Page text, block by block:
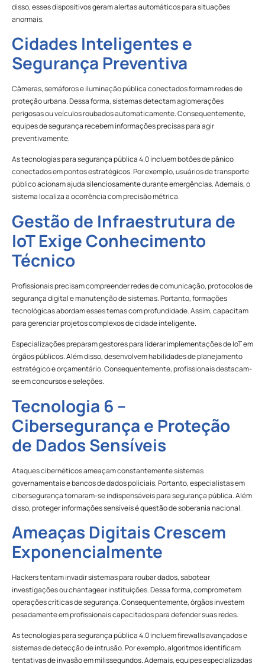
disso, esses dispositivos geram alertas automáticos para situações
anormais.
Cidades Inteligentes e
Segurança Preventiva
Câmeras, semáforos e iluminação pública conectados formam redes de
proteção urbana. Dessa forma, sistemas detectam aglomerações
perigosas ou veículos roubados automaticamente. Consequentemente,
equipes de segurança recebem informações precisas para agir
preventivamente.
As tecnologias para segurança pública 4.0 incluem botões de pânico
conectados em pontos estratégicos. Por exemplo, usuários de transporte
público acionam ajuda silenciosamente durante emergências. Ademais, o
sistema localiza a ocorrência com precisão métrica.
Gestão de Infraestrutura de
IoT Exige Conhecimento
Técnico
Profissionais precisam compreender redes de comunicação, protocolos de
segurança digital e manutenção de sistemas. Portanto, formações
tecnológicas abordam esses temas com profundidade. Assim, capacitam
para gerenciar projetos complexos de cidade inteligente.
Especializações preparam gestores para liderar implementações de IoT em
órgãos públicos. Além disso, desenvolvem habilidades de planejamento
estratégico e orçamentário. Consequentemente, profissionais destacam-
se em concursos e seleções.
Tecnologia 6 –
Cibersegurança e Proteção
de Dados Sensíveis
Ataques cibernéticos ameaçam constantemente sistemas
governamentais e bancos de dados policiais. Portanto, especialistas em
cibersegurança tornaram-se indispensáveis para segurança pública. Além
disso, proteger informações sensíveis é questão de soberania nacional.
Ameaças Digitais Crescem
Exponencialmente
Hackers tentam invadir sistemas para roubar dados, sabotear
investigações ou chantagear instituições. Dessa forma, comprometem
operações críticas de segurança. Consequentemente, órgãos investem
pesadamente em profissionais capacitados para defender suas redes.
As tecnologias para segurança pública 4.0 incluem firewalls avançados e
sistemas de detecção de intrusão. Por exemplo, algoritmos identificam
tentativas de invasão em milissegundos. Ademais, equipes especializadas